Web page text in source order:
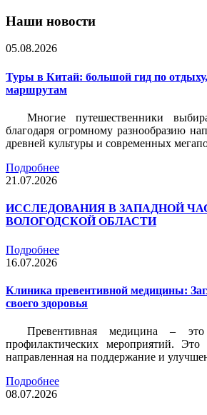
Наши новости
05.08.2026
Туры в Китай: большой гид по
маршрутам
Многие путешественники
благодаря огромному разнообразию
древней культуры и современных
Подробнее
21.07.2026
ИССЛЕДОВАНИЯ В ЗАПАДНОЙ
ВОЛОГОДСКОЙ ОБЛАСТИ
Подробнее
16.07.2026
Клиника превентивной медицины:
своего здоровья
Превентивная медицина –
профилактических мероприятий. Это
направленная на поддержание и
Подробнее
08.07.2026